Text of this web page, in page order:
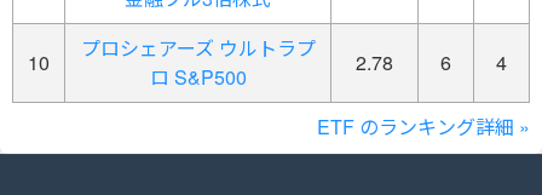
10
プロシェアーズ ウルトラプ
ロ S&P500
2.78 6 4
ETF のランキング詳細 »